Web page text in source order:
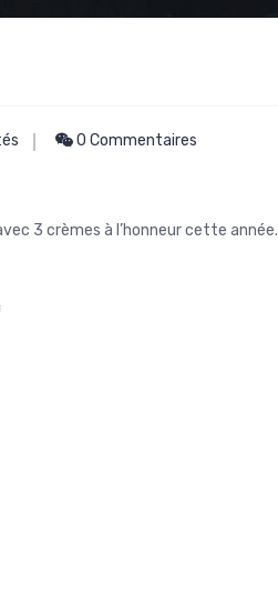
0 Commentaires
3 crèmes à l’honneur cette année.